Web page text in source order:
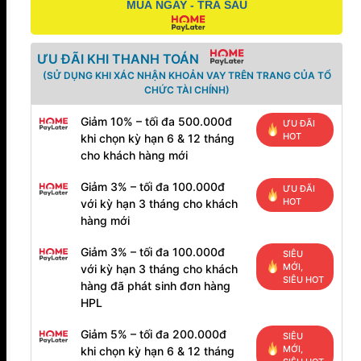
MUA NGAY - TRẢ SAU
ƯU ĐÃI KHI THANH TOÁN
(SỬ DỤNG KHI XÁC NHẬN KHOẢN VAY TRÊN TRANG CỦA TỔ
CHỨC TÀI CHÍNH)
Giảm 10% – tối đa 500.000đ
khi chọn kỳ hạn 6 & 12 tháng
cho khách hàng mới
ƯU ĐÃI
HOT
Giảm 3% – tối đa 100.000đ
với kỳ hạn 3 tháng cho khách
hàng mới
ƯU ĐÃI
HOT
Giảm 3% – tối đa 100.000đ
với kỳ hạn 3 tháng cho khách
hàng đã phát sinh đơn hàng
HPL
SIÊU
MỚI,
SIÊU HOT
Giảm 5% – tối đa 200.000đ
khi chọn kỳ hạn 6 & 12 tháng
SIÊU
MỚI,